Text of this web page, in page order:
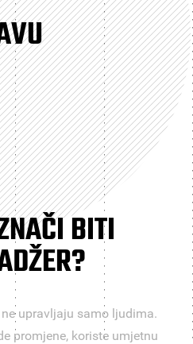
BITI
upravljaju samo ljudima.
promjene, koriste umjetnu